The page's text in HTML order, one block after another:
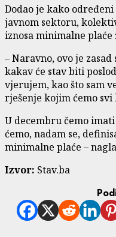
Dodao je kako
javnom sektoru,
iznosa minimalne plaće
– Naravno, ovo je
kakav će stav biti
vjerujem, kao što sam
rješenje kojim ćemo
U decembru čemo
ćemo, nadam se,
minimalne plaće –
Izvor: Stav.ba